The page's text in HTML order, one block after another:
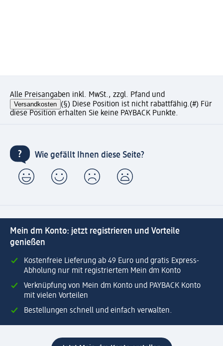
Alle Preisangaben inkl. MwSt., zzgl. Pfand und
Versandkosten (§) Diese Position ist nicht rabattfähig.(#) Für
diese Position erhalten Sie keine PAYBACK Punkte.
Wie gefällt Ihnen diese Seite?
Mein dm Konto: jetzt registrieren und Vorteile
genießen
Kostenfreie Lieferung ab 49 Euro und gratis Express-
Abholung nur mit registriertem Mein dm Konto
Verknüpfung von Mein dm Konto und PAYBACK Konto
mit vielen Vorteilen
Bestellungen schnell und einfach verwalten.